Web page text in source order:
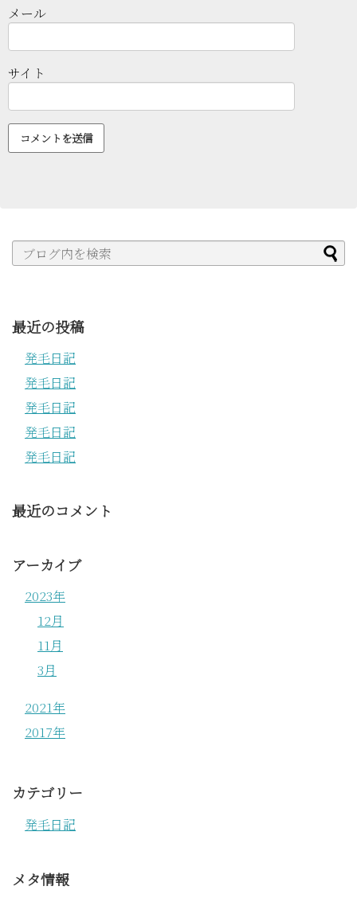
メール
サイト
最近の投稿
発毛日記
発毛日記
発毛日記
発毛日記
発毛日記
最近のコメント
アーカイブ
2023年
12月
11月
3月
2021年
2017年
カテゴリー
発毛日記
メタ情報